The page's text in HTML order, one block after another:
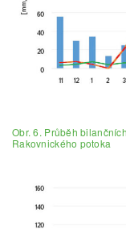
Obr. 6. Průběh
Rakovnického potoka